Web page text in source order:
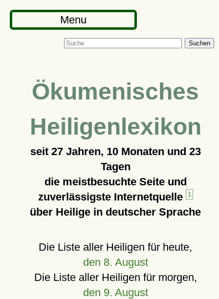
Menu
Suchen
Ökumenisches
Heiligenlexikon
seit 27 Jahren, 10 Monaten und 23
Tagen
die meistbesuchte Seite und
zuverlässigste Internetquelle
1
über Heilige in deutscher Sprache
Die Liste aller Heiligen für heute,
den 8. August
Die Liste aller Heiligen für morgen,
den 9. August